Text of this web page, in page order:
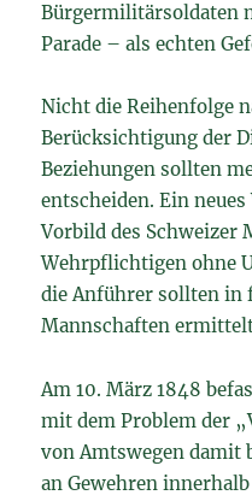
Bürgermilitärsoldaten
Parade – als echten
Nicht die Reihenfolge
Berücksichtigung der
Beziehungen sollten
entscheiden. Ein
Vorbild des Schweizer
Wehrpflichtigen ohne
die Anführer sollten in
Mannschaften
Am 10. März 1848
mit dem Problem der
von Amtswegen damit
an Gewehren